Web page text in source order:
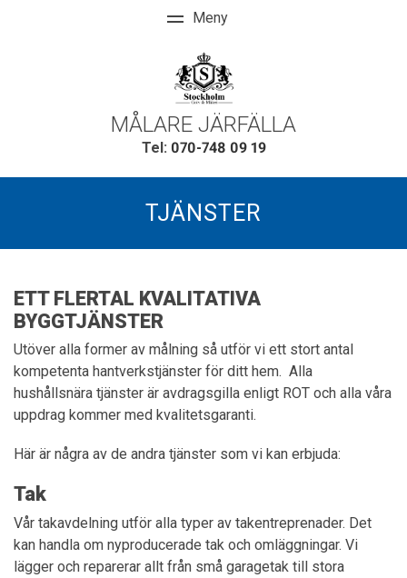
MÅLARE JÄRFÄLLA
Tel: 070-748 09 19
TJÄNSTER
ETT FLERTAL KVALITATIVA
BYGGTJÄNSTER
Utöver alla former av målning så utför vi ett stort antal
kompetenta hantverkstjänster för ditt hem. Alla
hushållsnära tjänster är avdragsgilla enligt ROT och alla våra
uppdrag kommer med kvalitetsgaranti.
Här är några av de andra tjänster som vi kan erbjuda:
Tak
Vår takavdelning utför alla typer av takentreprenader. Det
kan handla om nyproducerade tak och omläggningar. Vi
lägger och reparerar allt från små garagetak till stora